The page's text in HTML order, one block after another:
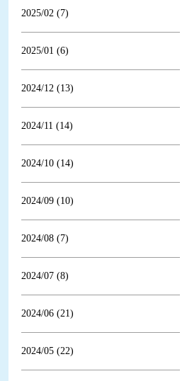
2025/02 (7)
2025/01 (6)
2024/12 (13)
2024/11 (14)
2024/10 (14)
2024/09 (10)
2024/08 (7)
2024/07 (8)
2024/06 (21)
2024/05 (22)